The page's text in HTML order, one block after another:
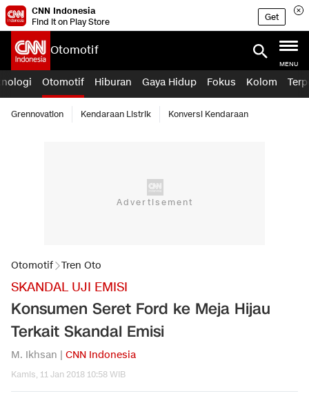
CNN Indonesia
Find it on Play Store
Get
Otomotif
MENU
Otomotif Hiburan Gaya Hidup Fokus Kolom
Grennovation Kendaraan Listrik Konversi Kendaraan
Otomotif Tren Oto
SKANDAL UJI EMISI
Konsumen Seret Ford ke Meja Hijau
Terkait Skandal Emisi
M. Ikhsan | CNN Indonesia
Kamis, 11 Jan 2018 10:58 WIB